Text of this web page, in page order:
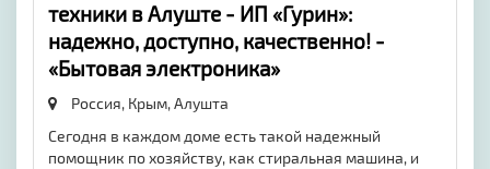
техники в Алуште - ИП «Гурин»:
надежно, доступно, качественно! -
«Бытовая электроника»
Россия, Крым,Алушта
Сегодня в каждом доме есть такой надежный
помощник по хозяйству, как стиральная машина, и